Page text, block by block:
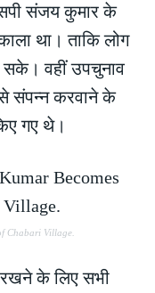
संजय कुमार के
था। ताकि लोग
सके। वहीं उपचुनाव
से संपन्न करवाने के
गए थे।
Chabari Village.
रखने के लिए सभी